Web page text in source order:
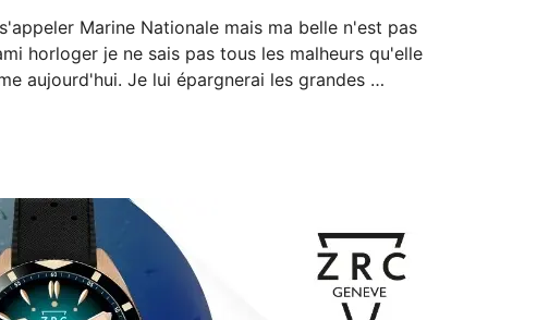
Marine Nationale mais ma belle n'est pas
horloger je ne sais pas tous les malheurs qu'elle
aujourd'hui. Je lui épargnerai les grandes
de bleu sont les plus belles des plongeuses que
ass…